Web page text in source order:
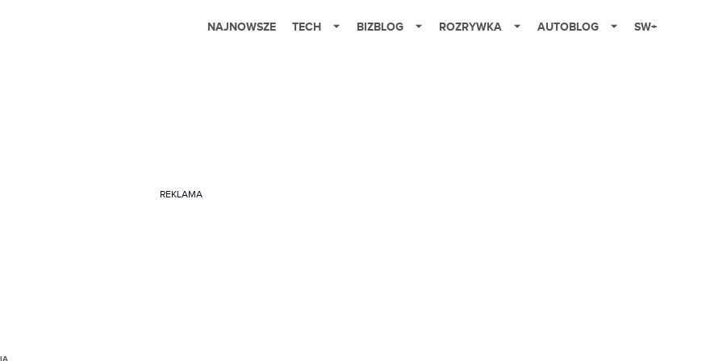
NAJNOWSZE TECH BIZBLOG ROZRYWKA AUTOBLOG SW+
REKLAMA